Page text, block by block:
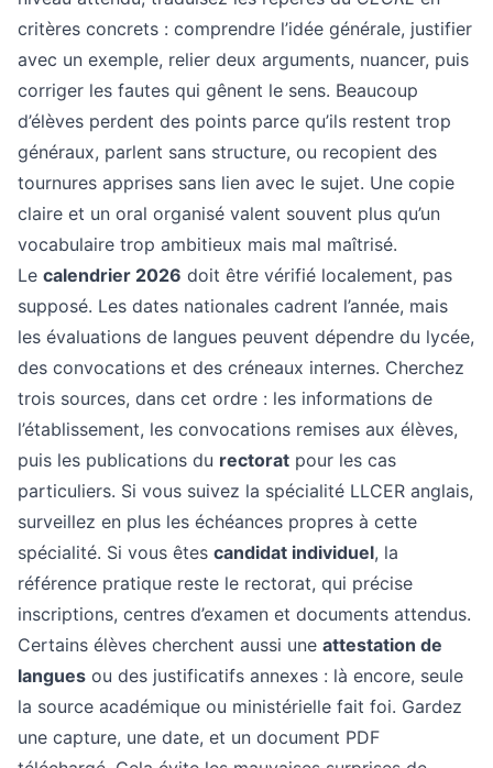
critères concrets : comprendre l’idée générale, justifier
avec un exemple, relier deux arguments, nuancer, puis
corriger les fautes qui gênent le sens. Beaucoup
d’élèves perdent des points parce qu’ils restent trop
généraux, parlent sans structure, ou recopient des
tournures apprises sans lien avec le sujet. Une copie
claire et un oral organisé valent souvent plus qu’un
vocabulaire trop ambitieux mais mal maîtrisé.
Le calendrier 2026 doit être vérifié localement, pas
supposé. Les dates nationales cadrent l’année, mais
les évaluations de langues peuvent dépendre du lycée,
des convocations et des créneaux internes. Cherchez
trois sources, dans cet ordre : les informations de
l’établissement, les convocations remises aux élèves,
puis les publications du rectorat pour les cas
particuliers. Si vous suivez la spécialité LLCER anglais,
surveillez en plus les échéances propres à cette
spécialité. Si vous êtes candidat individuel, la
référence pratique reste le rectorat, qui précise
inscriptions, centres d’examen et documents attendus.
Certains élèves cherchent aussi une attestation de
langues ou des justificatifs annexes : là encore, seule
la source académique ou ministérielle fait foi. Gardez
une capture, une date, et un document PDF